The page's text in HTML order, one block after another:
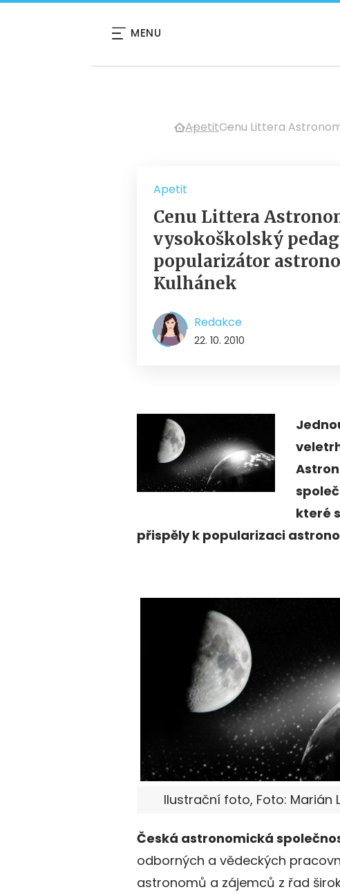
MENU
ApetitCenu Littera
Apetit
Cenu Littera
vysokoškolský
popularizátor
Kulhánek
Redakce
22. 10. 2010
které
přispěly k popularizaci
Ilustrační foto, Foto: Marián
Česká astronomická
odborných a vědeckých
astronomů a zájemců z řad